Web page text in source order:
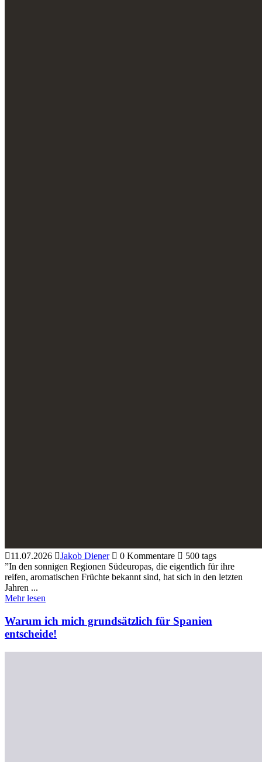
11.07.2026 Jakob Diener 0 Kommentare
500 tags
”In den sonnigen Regionen Südeuropas, die eigentlich für ihre
reifen, aromatischen Früchte bekannt sind, hat sich in den letzten
Jahren ...
Mehr lesen
Warum ich mich grundsätzlich für Spanien
entscheide!